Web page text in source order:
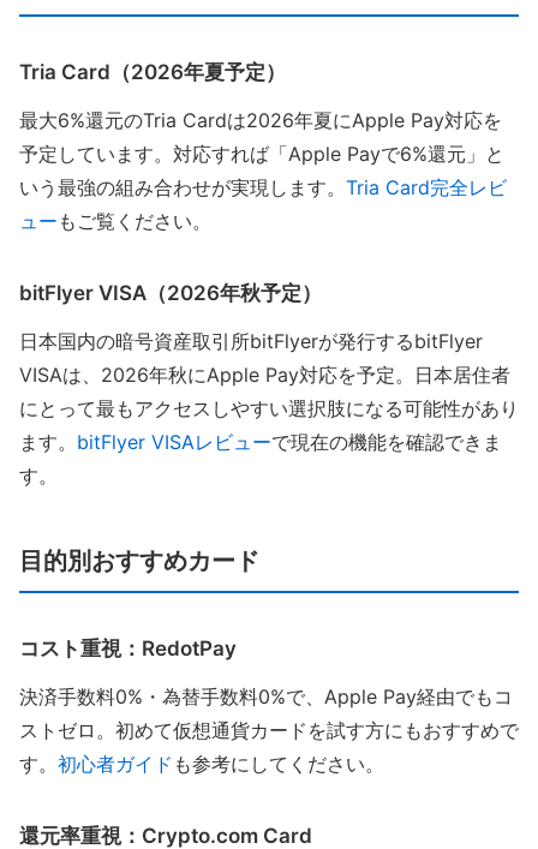
Tria Card（2026年夏予定）
最大6%還元のTria Cardは2026年夏にApple Pay対応を
予定しています。対応すれば「Apple Payで6%還元」と
いう最強の組み合わせが実現します。 Tria Card完全レビ
ュー もご覧ください。
bitFlyer VISA（2026年秋予定）
日本国内の暗号資産取引所bitFlyerが発行するbitFlyer
VISAは、2026年秋にApple Pay対応を予定。日本居住者
にとって最もアクセスしやすい選択肢になる可能性があり
ます。 bitFlyer VISAレビューで現在の機能を確認できま
す。
目的別おすすめカード
コスト重視：RedotPay
決済手数料0%・為替手数料0%で、Apple Pay経由でもコ
ストゼロ。初めて仮想通貨カードを試す方にもおすすめで
す。 初心者ガイド も参考にしてください。
還元率重視：Crypto.com Card